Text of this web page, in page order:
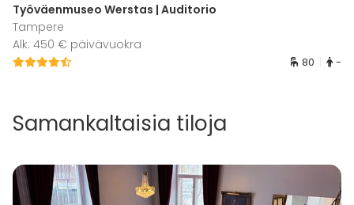
Työväenmuseo Werstas | Auditorio
Tampere
Alk. 450 € päivävuokra
80 -
Samankaltaisia tiloja